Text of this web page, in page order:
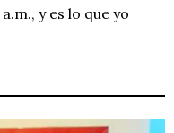
y es lo que yo